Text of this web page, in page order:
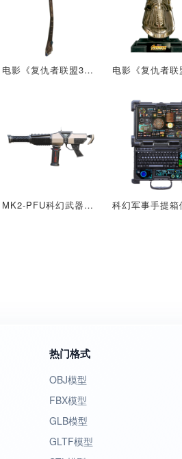
电影《复仇者联盟3：无限战争》中的武器：风暴战斧
MK2-PFU科幻武器战斗喷火器
热门格式
OBJ模型
FBX模型
GLB模型
GLTF模型